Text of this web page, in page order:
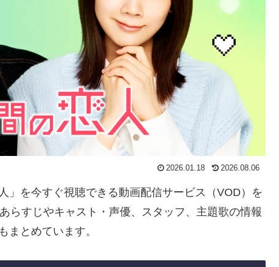
2026.01.18 2026.08.06
」を今すぐ視聴できる動画配信サービス（VOD）を
らすじやキャスト・声優、スタッフ、主題歌の情報
まとめています。